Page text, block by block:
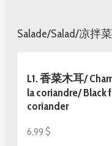
Salade/Salad/凉拌菜
L1. 香菜木耳/
la coriandre/ Black
coriander
6,99 $